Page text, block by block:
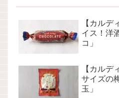
【カルデ
イス！洋
コ」
【カルデ
サイズの
玉」